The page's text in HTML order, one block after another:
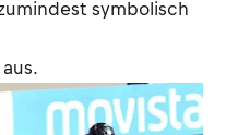
symbolisch